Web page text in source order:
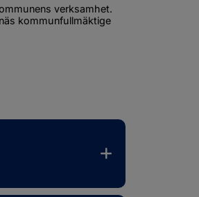
verksamhet.
kommunfullmäktige